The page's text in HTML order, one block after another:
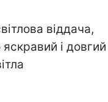
віддача,
яскравий і довгий